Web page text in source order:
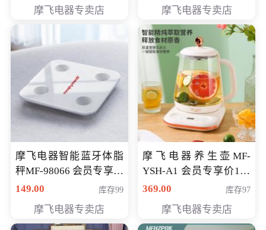
摩飞电器专卖店 摩飞电器专卖店
摩飞电器智能蓝牙体脂
秤MF-98066 会员专享价
98元
149.00 库存99
摩飞电器专卖店
摩飞电器养生壶MF-
YSH-A1 会员专享价198
元
369.00 库存97
摩飞电器专卖店